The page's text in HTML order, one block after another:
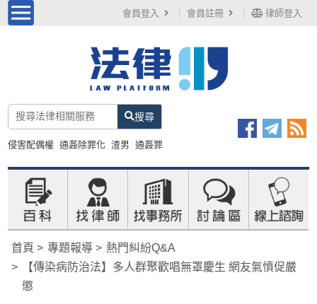
會員登入 會員註冊 律師登入
搜尋
侵害配偶權 通姦除罪化 渣男 通姦罪
首頁 專題報導
熱門糾紛Q&A
【傳染病防治法】多人群聚歡唱無罩慶生 網友氣憤促嚴
懲